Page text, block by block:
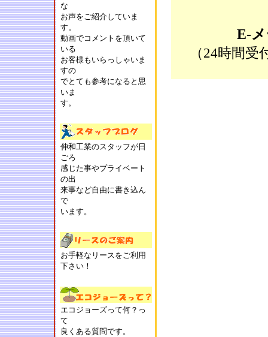
な
お声をご紹介していま
す。
動画でコメントを頂いて
いる
お客様もいらっしゃいま
すの
でとても参考になると思
いま
す。
伸和工業のスタッフが日
ごろ
感じた事やプライベート
の出
来事など自由に書き込ん
で
います。
お手軽なリースをご利用
下さい！
エコジョーズって何？っ
て
良くある質問です。
E-
（24時間